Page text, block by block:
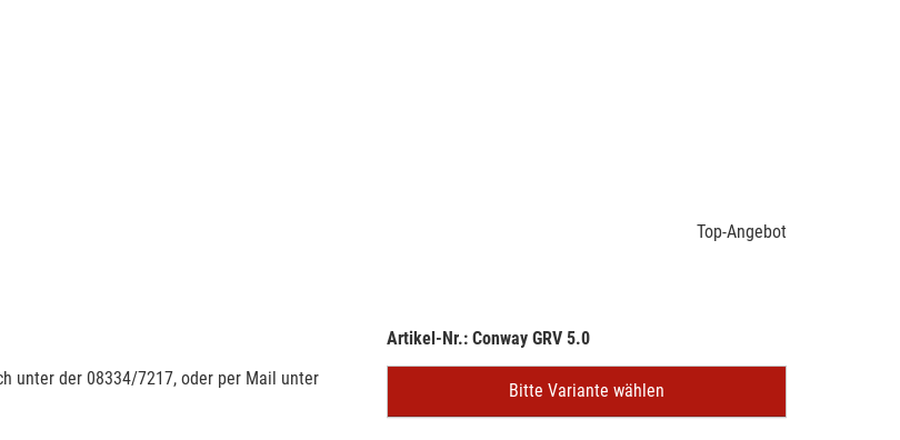
Top-Angebot
unter der 08334/7217, oder per Mail unter
Artikel-Nr.: Conway GRV 5.0
Bitte Variante wählen